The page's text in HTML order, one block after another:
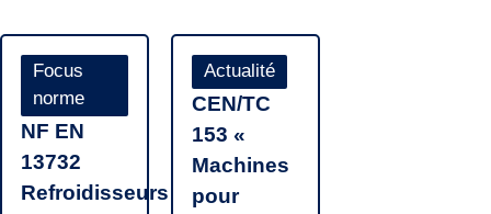
Focus
norme
NF EN
13732
Refroidisseurs
Actualité
CEN/TC
153 «
Machines
pour